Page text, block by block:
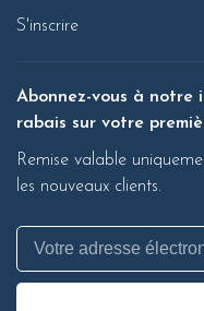
S'inscrire
Abonnez-vous à notre
rabais sur votre
Remise valable
les nouveaux clients.